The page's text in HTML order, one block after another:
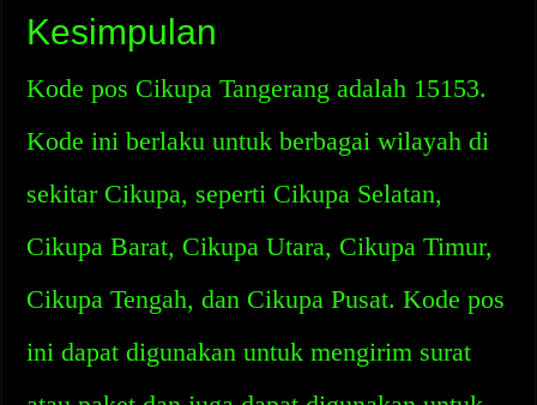
Kesimpulan
Kode pos Cikupa Tangerang adalah 15153.
Kode ini berlaku untuk berbagai wilayah di
sekitar Cikupa, seperti Cikupa Selatan,
Cikupa Barat, Cikupa Utara, Cikupa Timur,
Cikupa Tengah, dan Cikupa Pusat. Kode pos
ini dapat digunakan untuk mengirim surat